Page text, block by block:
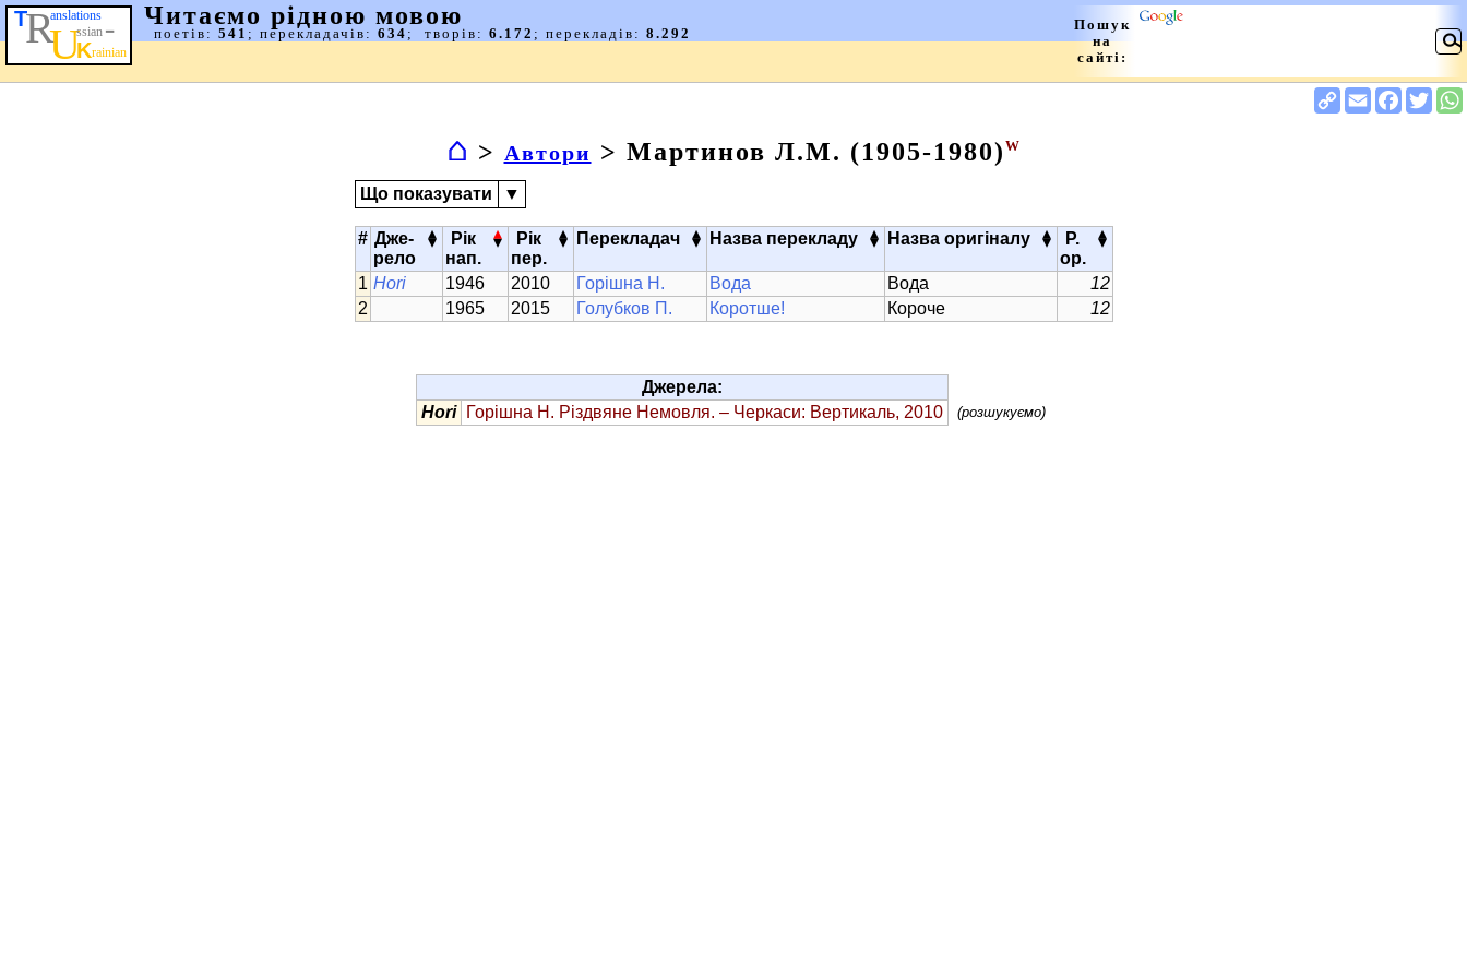
⌂ > Автори > Мартинов Л.М. (1905-1980) W
Що показувати ▼
# Дже-
рело
▴
▾
Рік
нап.
▴
▾
Рік
пер.
▴
▾ Перекладач ▴
▾ Назва перекладу ▴
▾ Назва оригіналу ▴
▾
Р.
ор.
▴
▾
Hori 1946 2010 Горішна Н. Вода Вода
12
1965
2015 Голубков П. Коротше! Короче 12
Джерела:
Hori
Горішна Н. Різдвяне Немовля. – Черкаси: Вертикаль, 2010